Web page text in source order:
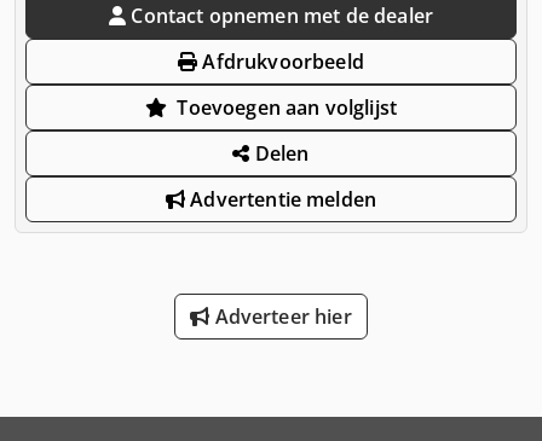
Contact opnemen met de dealer
Afdrukvoorbeeld
Toevoegen aan volglijst
Delen
Advertentie melden
Adverteer hier